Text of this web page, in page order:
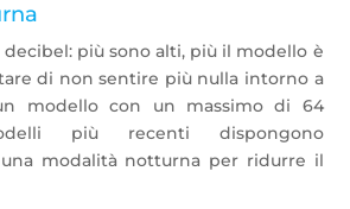
più sono alti, più il modello è
di non sentire più nulla intorno a
modello con un massimo di 64
più recenti dispongono
modalità notturna per ridurre il